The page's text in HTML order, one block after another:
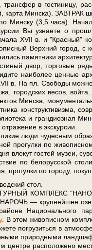
в го­сти­ни­цу,
кар­та Мин­ска). ЗАВ­ТРАК
Мин­ску (3,5 ча­са).
Вы узна­е­те о
ХVII в. и "Крас­ный"
Верх­ний го­род, с
па­мят­ни­ки
двор, тор­го­вые
наи­бо­лее цен­ные
в. На пл. Сво­бо­ды
го­род­ских ве­сов,
Мин­ска,
кон­ст­рук­ти­виз­ма,
и гран­ди­оз­ная
в экс­кур­сии.
лю­ди чу­дес­ным
про­гул­ки по
вле­кут го­стей му­зеи,
по бе­ло­рус­ской
про­гул­ки по го­ро­ду,
стол.
КОМПЛЕКС
— круп­ней­шее
На­ци­о­наль­но­го
. В этом жи­во­пис­ном
по­гру­зить­ся в
при­род­ны­ми
цен­тре рас­по­ло­же­но